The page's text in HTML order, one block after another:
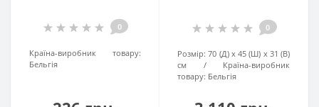
0
Країна-виробник товару:
Бельгія
0
Розмір: 70 (Д) x 45 (Ш) x 31 (В)
см
Країна-виробник
товару: Бельгія